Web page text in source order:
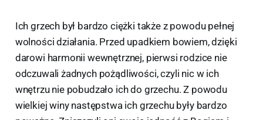
Ich grzech był bardzo ciężki także z powodu pełnej
wolności działania. Przed upadkiem bowiem, dzięki
darowi harmonii wewnętrznej, pierwsi rodzice nie
odczuwali żadnych pożądliwości, czyli nic w ich
wnętrzu nie pobudzało ich do grzechu. Z powodu
wielkiej winy następstwa ich grzechu były bardzo